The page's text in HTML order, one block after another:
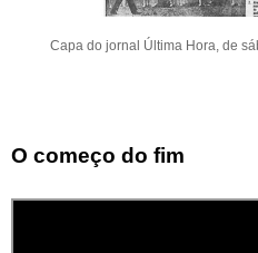
Capa do jornal Última Hora, de
O começo do fim